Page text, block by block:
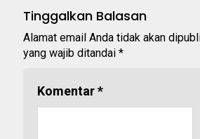
Tinggalkan Balasan
Alamat email Anda tidak akan
yang wajib ditandai *
Komentar*